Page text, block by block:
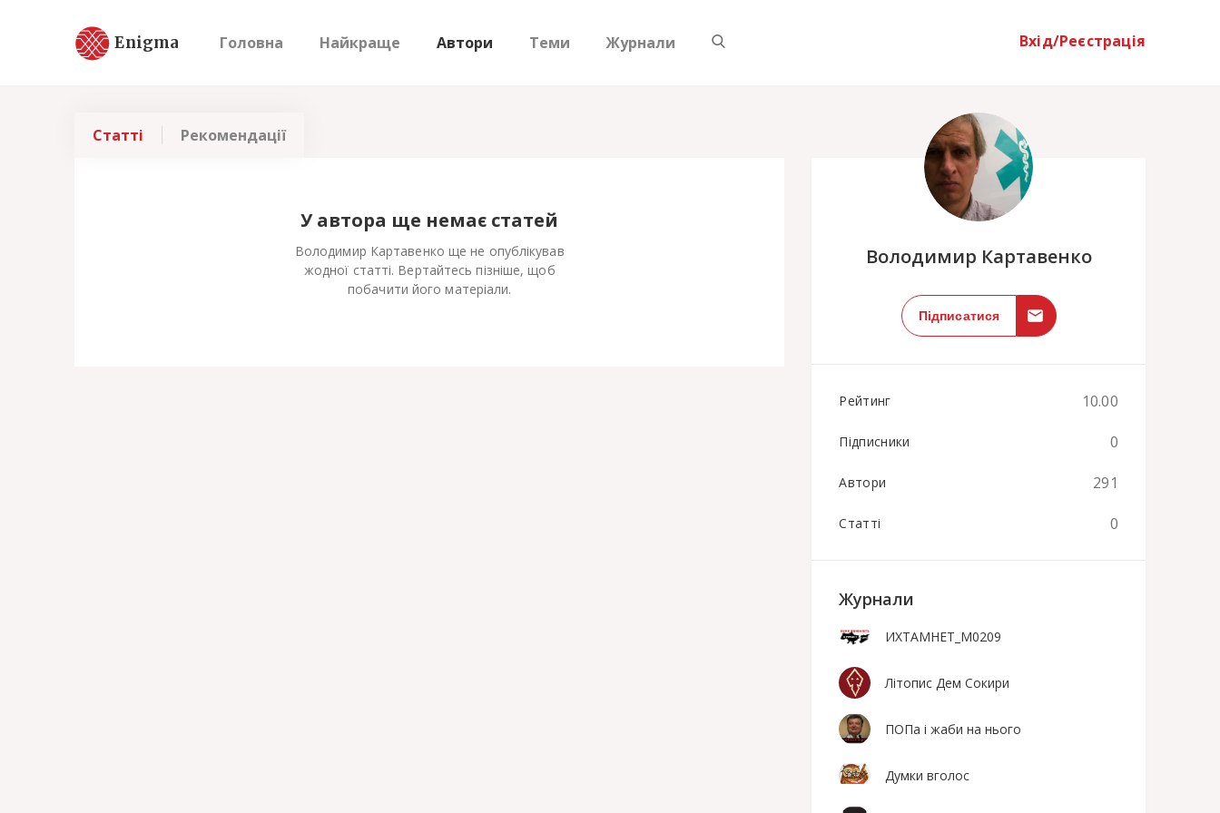
Enigma Головна Найкраще Автори Теми Журнали Вхід/Реєстрація
Володимир Картавенко
Підписатися
Рейтинг 10.00
Підписники 0
Автори 291
Статті 0
Журнали
ИХТАМНЕТ_М0209
Літопис Дем Сокири
ПОПа і жаби на нього
Думки вголос
Статті Рекомендації
У автора ще немає статей
Володимир Картавенко ще не опублікував
жодної статті. Вертайтесь пізніше, щоб
побачити його матеріали.